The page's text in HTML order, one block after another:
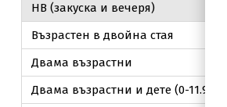
НВ (закуска и вечеря)
Възрастен в двойна стая
Двама възрастни
Двама възрастни и дете (0-